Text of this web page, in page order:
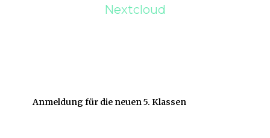
Nextcloud
Anmeldung für die neuen 5. Klassen